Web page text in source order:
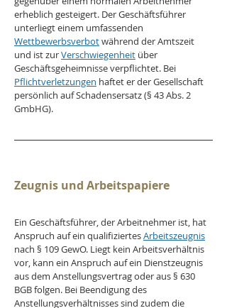
erheblich gesteigert. Der Geschäftsführer
unterliegt einem umfassenden
Wettbewerbsverbot während der Amtszeit
und ist zur Verschwiegenheit über
Geschäftsgeheimnisse verpflichtet. Bei
Pflichtverletzungen haftet er der Gesellschaft
persönlich auf Schadensersatz (§ 43 Abs. 2
GmbHG).
Zeugnis und Arbeitspapiere
Ein Geschäftsführer, der Arbeitnehmer ist, hat
Anspruch auf ein qualifiziertes Arbeitszeugnis
nach § 109 GewO. Liegt kein Arbeitsverhältnis
vor, kann ein Anspruch auf ein Dienstzeugnis
aus dem Anstellungsvertrag oder aus § 630
BGB folgen. Bei Beendigung des
Anstellungsverhältnisses sind zudem die